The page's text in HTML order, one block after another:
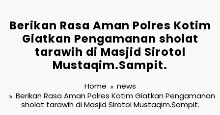
Berikan Rasa Aman Polres Kotim
Giatkan Pengamanan sholat
tarawih di Masjid Sirotol
Mustaqim.Sampit.
Home
news
Berikan Rasa Aman Polres Kotim Giatkan Pengamanan
sholat tarawih di Masjid Sirotol Mustaqim.Sampit.